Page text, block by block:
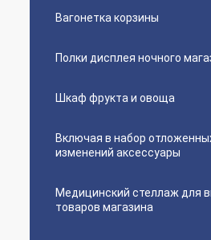
Вагонетка корзины
Полки дисплея ночного
Шкаф фрукта и овоща
Включая в набор
изменений аксессуары
Медицинский стеллаж для
товаров магазина